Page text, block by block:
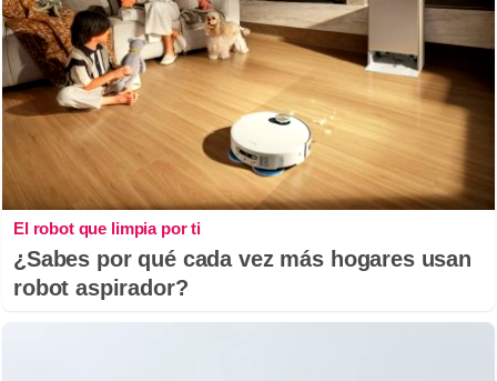
El robot que limpia por ti
¿Sabes por qué cada vez más hogares usan
robot aspirador?